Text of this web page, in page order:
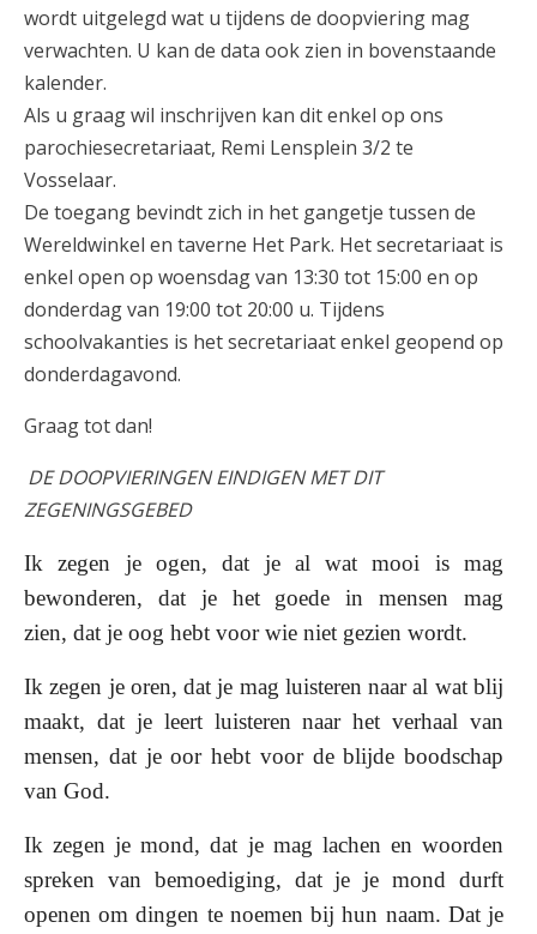
wordt uitgelegd wat u tijdens de doopviering mag
verwachten. U kan de data ook zien in bovenstaande
kalender.
Als u graag wil inschrijven kan dit enkel op ons
parochiesecretariaat, Remi Lensplein 3/2 te
Vosselaar.
De toegang bevindt zich in het gangetje tussen de
Wereldwinkel en taverne Het Park. Het secretariaat is
enkel open op woensdag van 13:30 tot 15:00 en op
donderdag van 19:00 tot 20:00 u. Tijdens
schoolvakanties is het secretariaat enkel geopend op
donderdagavond.
Graag tot dan!
DE DOOPVIERINGEN EINDIGEN MET DIT
ZEGENINGSGEBED
Ik zegen je ogen,dat je al wat mooi is mag
bewonderen, dat je het goede in mensen mag
zien, dat je oog hebt voor wie niet gezien wordt.
Ik zegen je oren,dat je mag luisteren naar al wat blij
maakt, dat je leert luisteren naar het verhaal van
mensen, dat je oor hebt voor de blijde boodschap
van God.
Ik zegen je mond,dat je mag lachen en woorden
spreken van bemoediging, dat je je mond durft
openen om dingen te noemen bij hun naam. Dat je